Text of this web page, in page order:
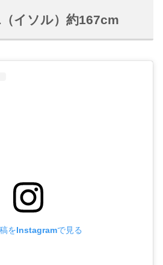
イソル）約167cm
をInstagramで見る